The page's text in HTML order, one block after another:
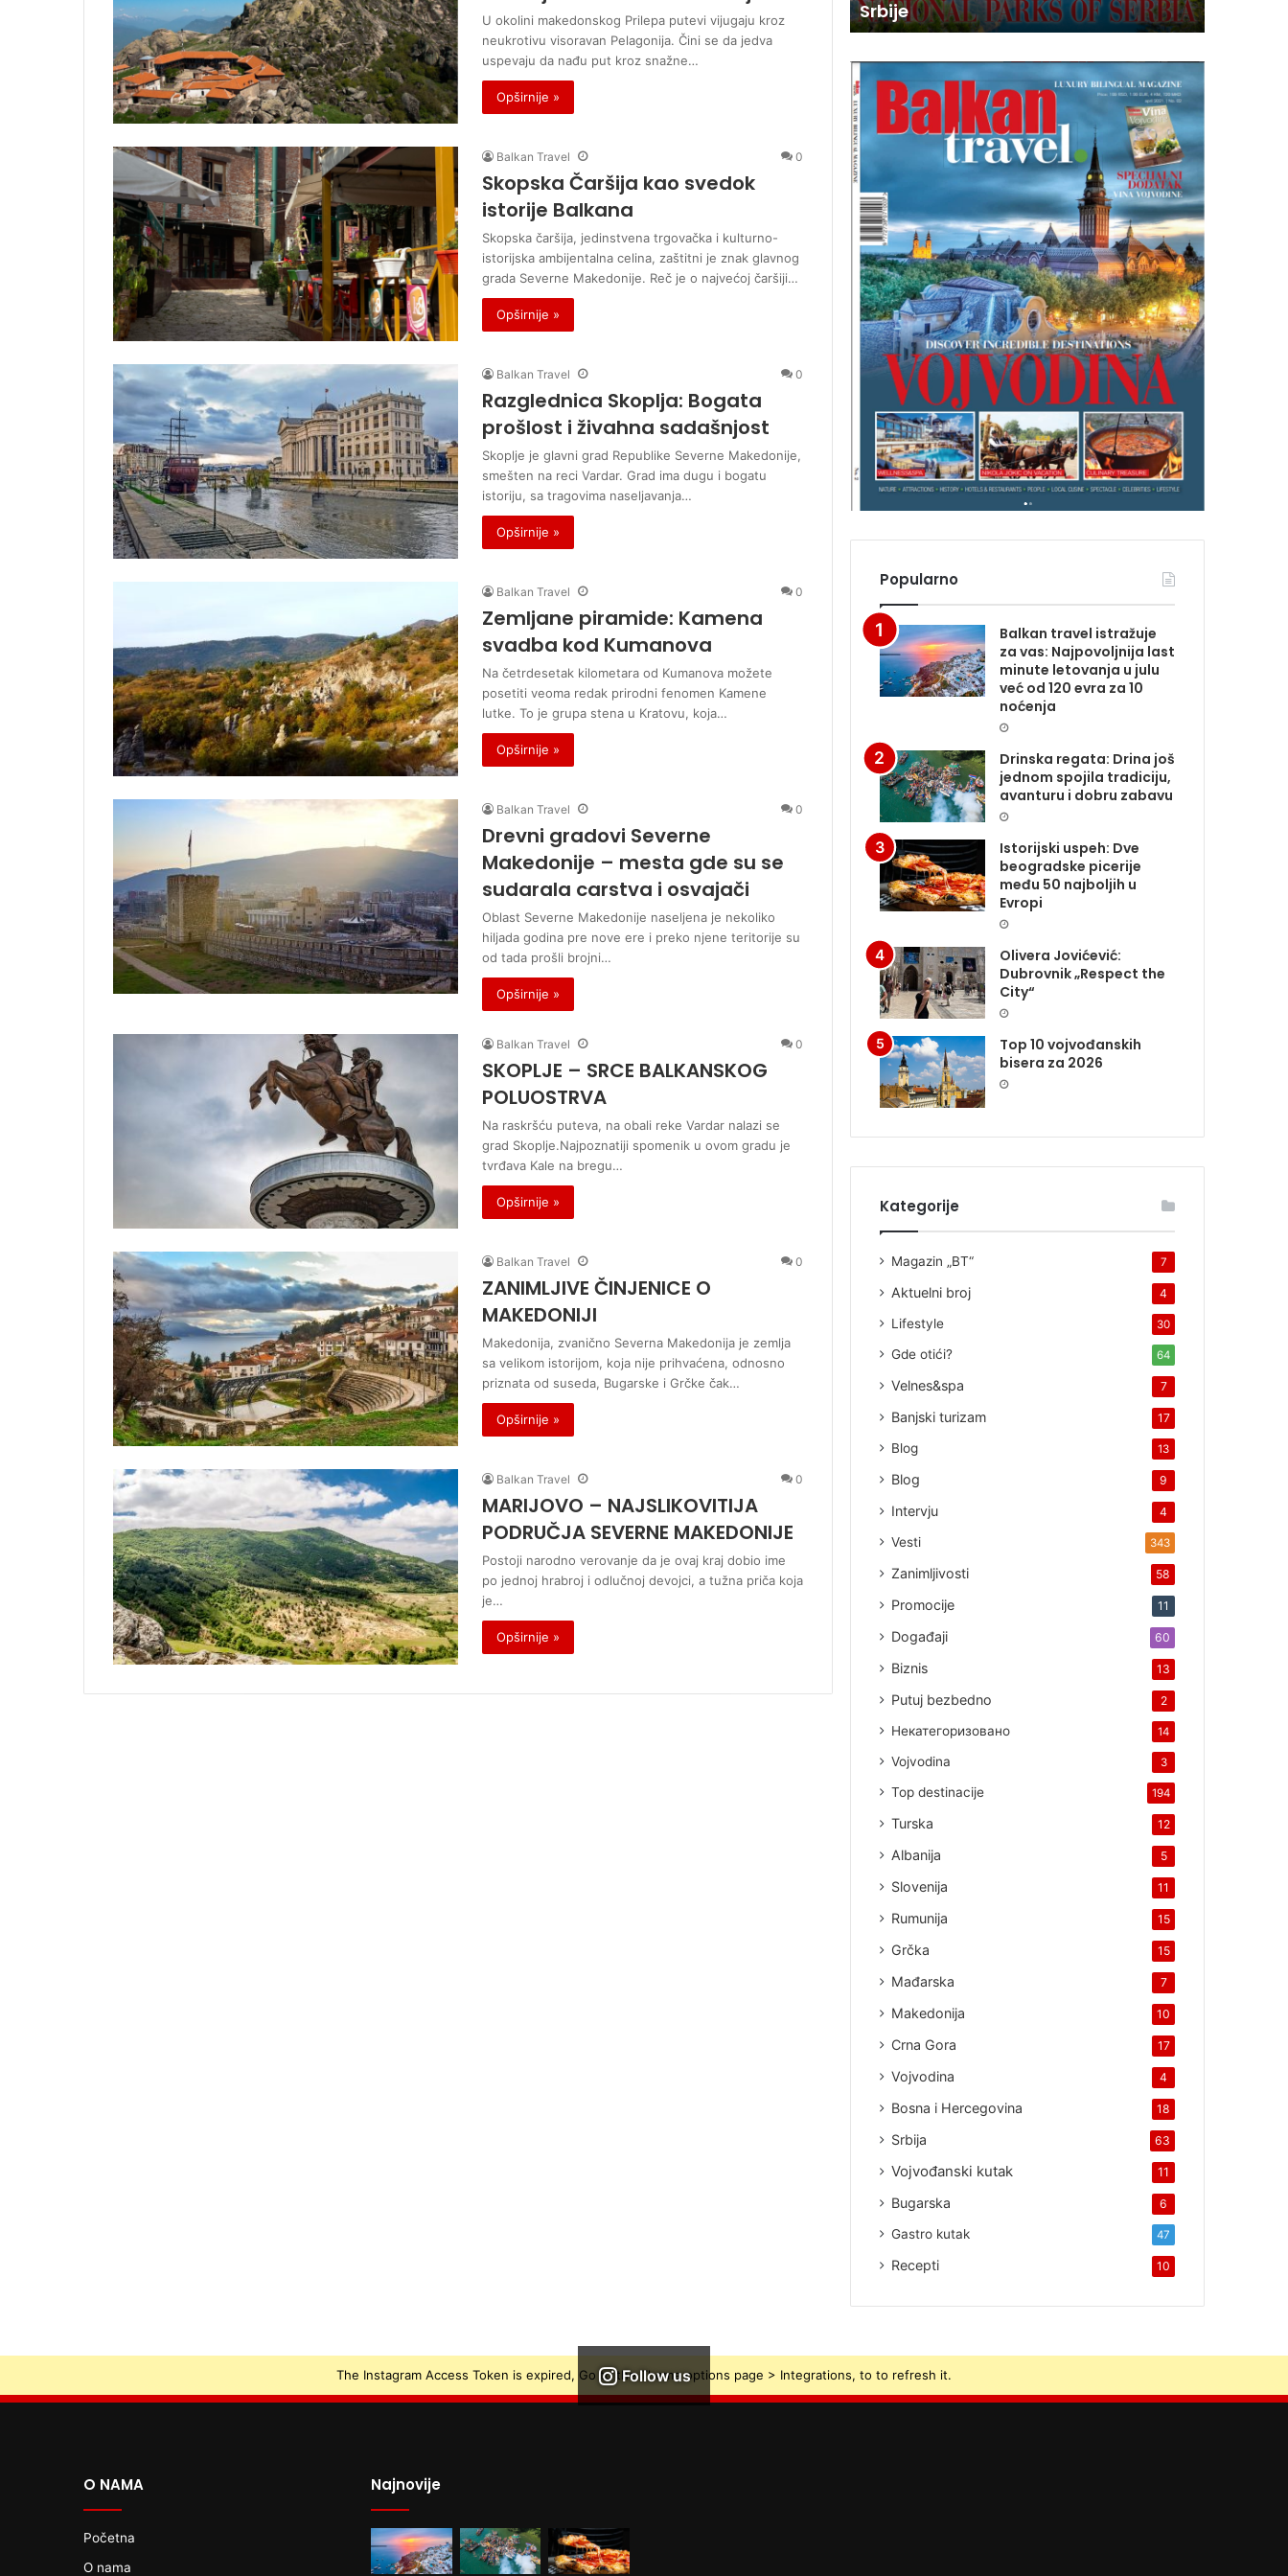
U okolini makedonskog Prilepa putevi vijugaju kroz
neukrotivu visoravan Pelagonija. Čini se da jedva
uspevaju da nađu put kroz snažne…
Opširnije »
Balkan Travel 0
Skopska Čaršija kao svedok
istorije Balkana
Skopska čaršija, jedinstvena trgovačka i kulturno-
istorijska ambijentalna celina, zaštitni je znak glavnog
grada Severne Makedonije. Reč je o najvećoj čaršiji…
Opširnije »
Balkan Travel 0
Razglednica Skoplja: Bogata
prošlost i živahna sadašnjost
Skoplje je glavni grad Republike Severne Makedonije,
smešten na reci Vardar. Grad ima dugu i bogatu
istoriju, sa tragovima naseljavanja…
Opširnije »
Balkan Travel 0
Zemljane piramide: Kamena
svadba kod Kumanova
Na četrdesetak kilometara od Kumanova možete
posetiti veoma redak prirodni fenomen Kamene
lutke. To je grupa stena u Kratovu, koja…
Opširnije »
Balkan Travel 0
Drevni gradovi Severne
Makedonije – mesta gde su se
sudarala carstva i osvajači
Oblast Severne Makedonije naseljena je nekoliko
hiljada godina pre nove ere i preko njene teritorije su
od tada prošli brojni…
Opširnije »
Balkan Travel 0
SKOPLJE – SRCE BALKANSKOG
POLUOSTRVA
Na raskršću puteva, na obali reke Vardar nalazi se
grad Skoplje.Najpoznatiji spomenik u ovom gradu je
tvrđava Kale na bregu…
Opširnije »
Balkan Travel 0
ZANIMLJIVE ČINJENICE O
MAKEDONIJI
Makedonija, zvanično Severna Makedonija je zemlja
sa velikom istorijom, koja nije prihvaćena, odnosno
priznata od suseda, Bugarske i Grčke čak…
Opširnije »
Balkan Travel 0
MARIJOVO – NAJSLIKOVITIJA
PODRUČJA SEVERNE MAKEDONIJE
Postoji narodno verovanje da je ovaj kraj dobio ime
po jednoj hrabroj i odlučnoj devojci, a tužna priča koja
je…
Opširnije »
V
I
B
R
O
B
L
K
A
N
T
R
A
M
A
G
A
Z
I
N
A
MAGAZINA
v
i
b
o
j
m
a
g
a
z
n
a
a
l
a
n
t
r
a
v
Balkan travel
i
p
k
o
v
i
–
S
Srbije
Popularno
Balkan travel istražuje
za vas: Najpovoljnija last
minute letovanja u julu
već od 120 evra za 10
noćenja
Drinska regata: Drina još
jednom spojila tradiciju,
avanturu i dobru zabavu
Istorijski uspeh: Dve
beogradske picerije
među 50 najboljih u
Evropi
Olivera Jovićević:
Dubrovnik „Respect the
City“
Top 10 vojvođanskih
bisera za 2026
Kategorije
Magazin „BT“ 7
Aktuelni broj 4
Lifestyle 30
Gde otići? 64
Velnes&spa 7
Banjski turizam 17
Blog 13
Blog 9
Intervju 4
Vesti 343
Zanimljivosti 58
Promocije 11
Događaji 60
Biznis 13
Putuj bezbedno 2
Некатегоризовано 14
Vojvodina 3
Top destinacije 194
Turska 12
Albanija 5
Slovenija 11
Rumunija 15
Grčka 15
Mađarska 7
Makedonija 10
Crna Gora 17
Vojvodina 4
Bosna i Hercegovina 18
Srbija 63
Vojvođanski kutak 11
Bugarska 6
Gastro kutak 47
Recepti 10
Follow us
The Instagram Access Token is expired, Go to the Theme options page > Integrations, to to refresh it.
O NAMA
Početna
O nama
Najnovije